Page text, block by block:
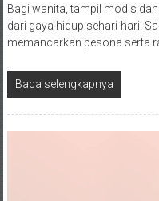
Bagi wanita, tampil modis
dari gaya hidup sehari-hari.
memancarkan pesona serta
Baca selengkapnya